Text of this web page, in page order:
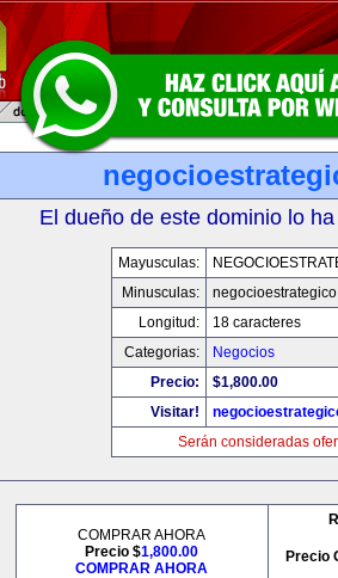
El dueño de este dominio lo
Mayusculas:
Minusculas:
Longitud:
18 caracteres
Categorias:
Negocios
Precio:
$1,800.00
Visitar!
Serán consideradas
COMPRAR AHORA
Precio $1,800.00
COMPRAR AHORA
Precio